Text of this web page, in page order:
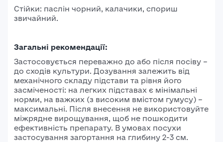
Стійки: паслін чорний, калачики, спориш
звичайний.
Загальні рекомендації:
Застосовується переважно до або після посіву –
до сходів культури. Дозування залежить від
механічного складу підстави та рівня його
засміченості: на легких підставах є мінімальні
норми, на важких (з високим вмістом гумусу) –
максимальні. Після внесення не використовуйте
міжрядне вирощування, щоб не пошкодити
ефективність препарату. В умовах посухи
застосування загортання на глибину 2-3 см.